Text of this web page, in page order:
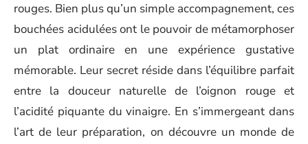
rouges. Bien plus qu’un simple accompagnement, ces
bouchées acidulées ont le pouvoir de métamorphoser
un plat ordinaire en une expérience gustative
mémorable. Leur secret réside dans l’équilibre parfait
entre la douceur naturelle de l’oignon rouge et
l’acidité piquante du vinaigre. En s’immergeant dans
l’art de leur préparation, on découvre un monde de